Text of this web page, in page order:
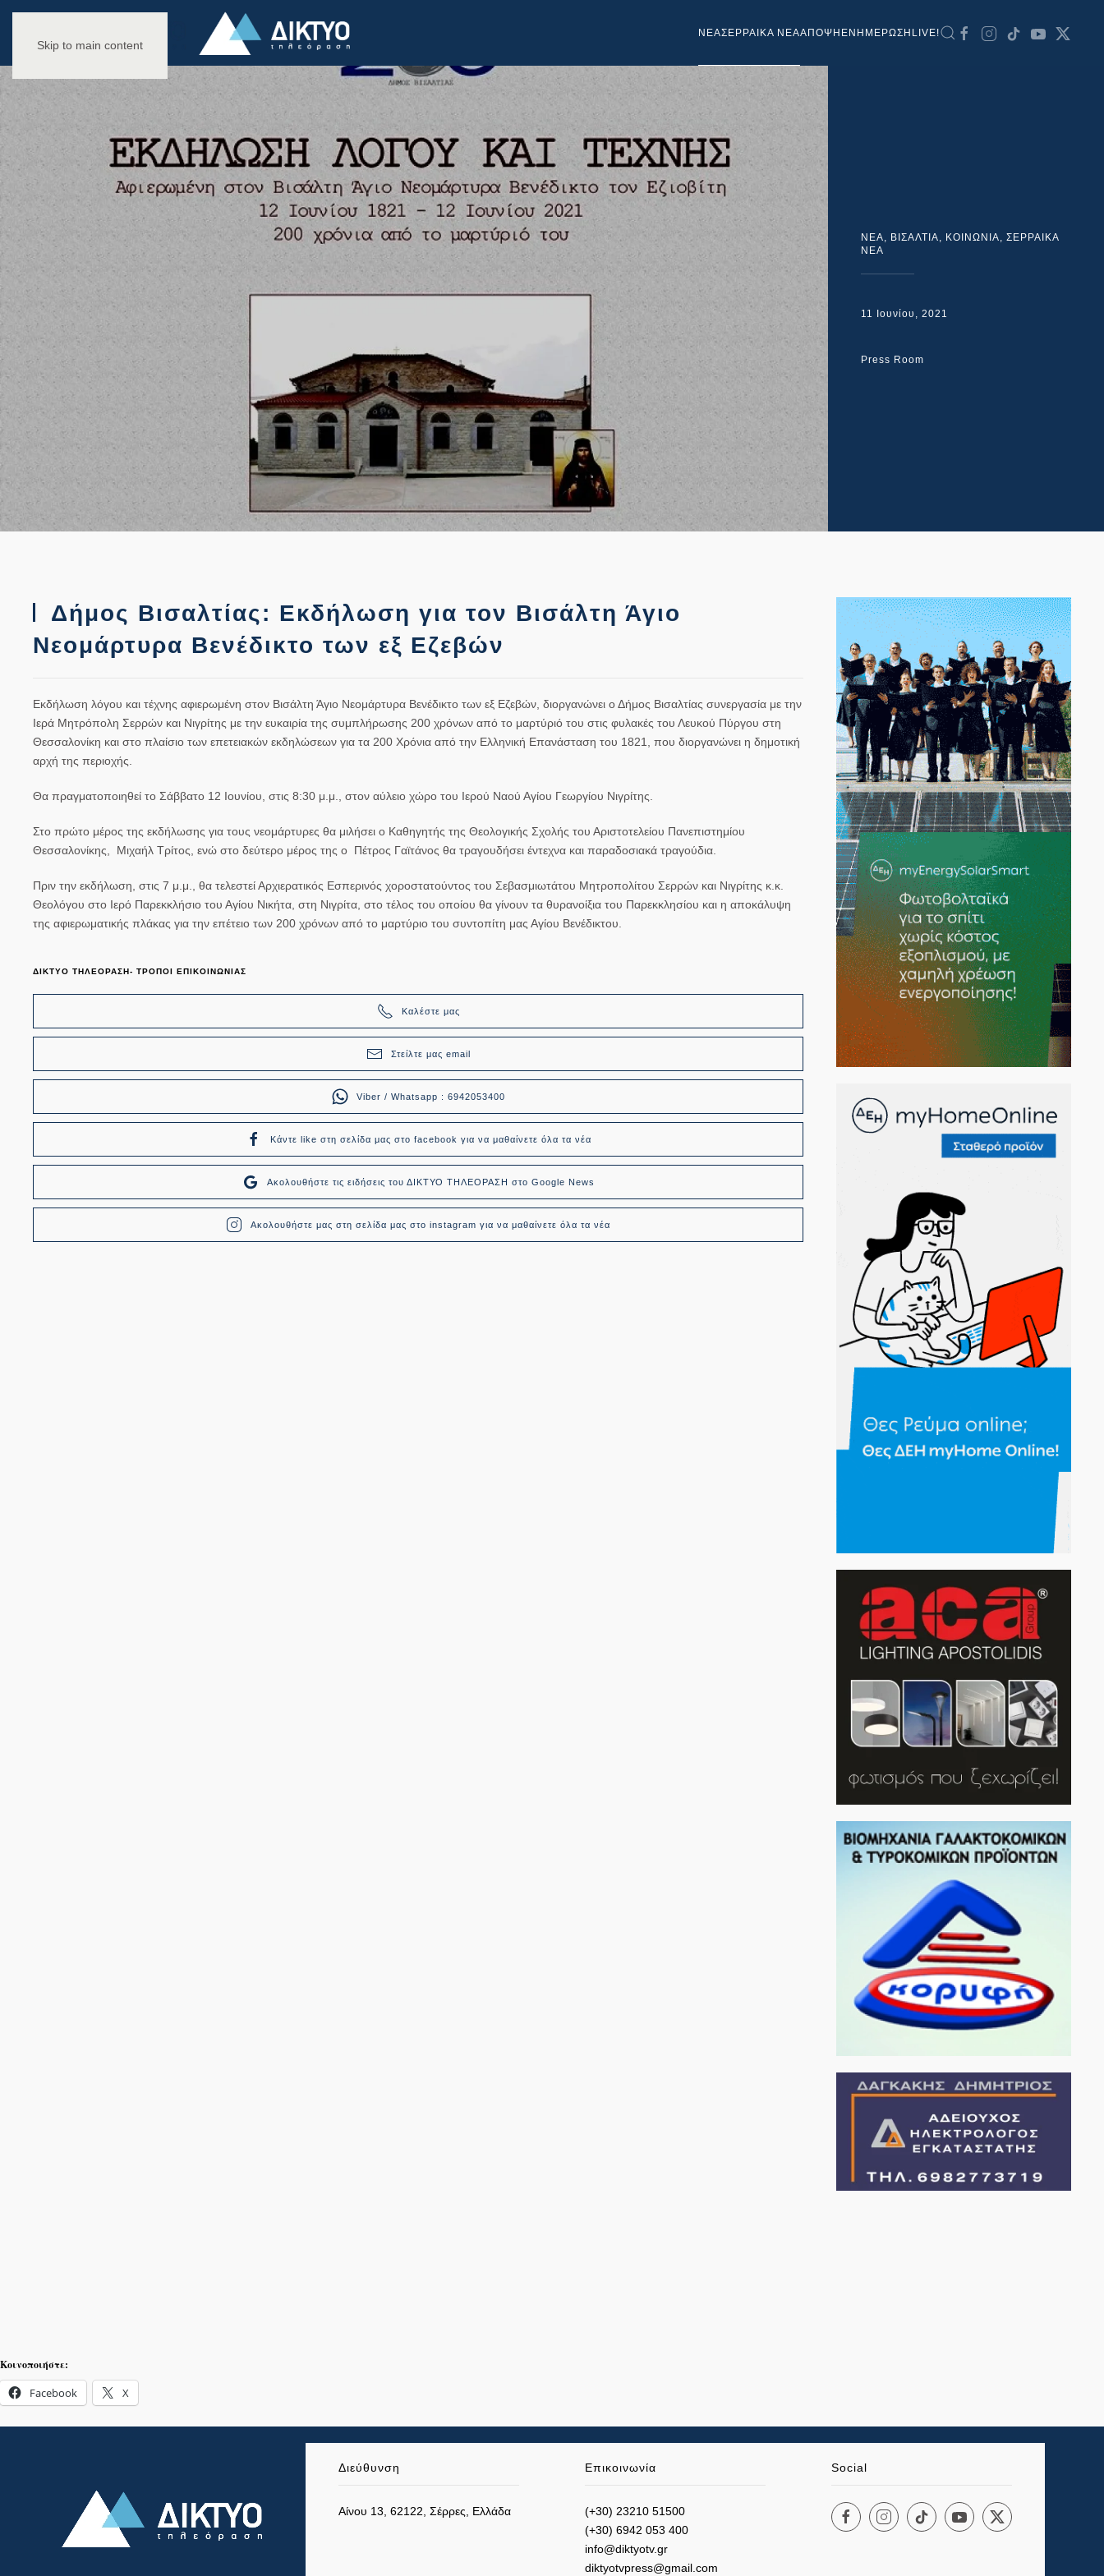
Skip to main content
NEAΣΕΡΡΑΙΚΑ ΝΕΑΑΠΟΨΗ ΕΝΗΜΕΡΩΣΗ LIVE!
NEA, ΒΙΣΑΛΤΙΑ, ΚΟΙΝΩΝΙΑ, ΣΕΡΡΑΙΚΑ
ΝΕΑ
11 Ιουνίου, 2021
Press Room
Δήμος Βισαλτίας: Εκδήλωση για τον Βισάλτη Άγιο
Νεομάρτυρα Βενέδικτο των εξ Εζεβών
Εκδήλωση λόγου και τέχνης αφιερωμένη στον Βισάλτη Άγιο Νεομάρτυρα Βενέδικτο των εξ Εζεβών, διοργανώνει ο Δήμος Βισαλτίας συνεργασία με την
Ιερά Μητρόπολη Σερρών και Νιγρίτης με την ευκαιρία της συμπλήρωσης 200 χρόνων από το μαρτύριό του στις φυλακές του Λευκού Πύργου στη
Θεσσαλονίκη και στο πλαίσιο των επετειακών εκδηλώσεων για τα 200 Χρόνια από την Ελληνική Επανάσταση του 1821, που διοργανώνει η δημοτική
αρχή της περιοχής.
Θα πραγματοποιηθεί το Σάββατο 12 Ιουνίου, στις 8:30 μ.μ., στον αύλειο χώρο του Ιερού Ναού Αγίου Γεωργίου Νιγρίτης.
Στο πρώτο μέρος της εκδήλωσης για τους νεομάρτυρες θα μιλήσει ο Καθηγητής της Θεολογικής Σχολής του Αριστοτελείου Πανεπιστημίου
Θεσσαλονίκης,
Μιχαήλ Τρίτος , ενώ στο δεύτερο μέρος της ο Πέτρος Γαϊτάνος θα τραγουδήσει έντεχνα και παραδοσιακά τραγούδια.
Πριν την εκδήλωση, στις 7 μ.μ., θα τελεστεί Αρχιερατικός Εσπερινός χοροστατούντος του Σεβασμιωτάτου Μητροπολίτου Σερρών και Νιγρίτης κ.κ.
Θεολόγου στο Ιερό Παρεκκλήσιο του Αγίου Νικήτα, στη Νιγρίτα, στο τέλος του οποίου θα γίνουν τα θυρανοίξια του Παρεκκλησίου και η αποκάλυψη
της αφιερωματικής πλάκας για την επέτειο των 200 χρόνων από το μαρτύριο του συντοπίτη μας Αγίου Βενέδικτου.
ΔΙΚΤΥΟ ΤΗΛΕΟΡΑΣΗ- ΤΡΟΠΟΙ ΕΠΙΚΟΙΝΩΝΙΑΣ
Καλέστε μας
Στείλτε μας email
Viber / Whatsapp : 6942053400
Κάντε like στη σελίδα μας στο facebook για να μαθαίνετε όλα τα νέα
Ακολουθήστε τις ειδήσεις του ΔΙΚΤΥΟ ΤΗΛΕΟΡΑΣΗ στο Google News
Ακολουθήστε μας στη σελίδα μας στο instagram για να μαθαίνετε όλα τα νέα
Κοινοποιήστε:
Facebook X
Διεύθυνση
Αίνου 13, 62122, Σέρρες, Ελλάδα
Επικοινωνία
(+30) 23210 51500
(+30) 6942 053 400
info@diktyotv.gr
diktyotvpress@gmail.com
Social